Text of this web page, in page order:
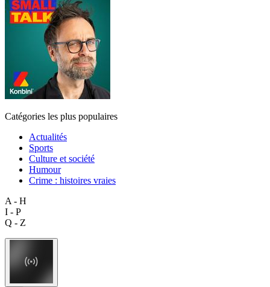
Catégories les plus populaires
Actualités
Sports
Culture et société
Humour
Crime : histoires vraies
A - H
I - P
Q - Z